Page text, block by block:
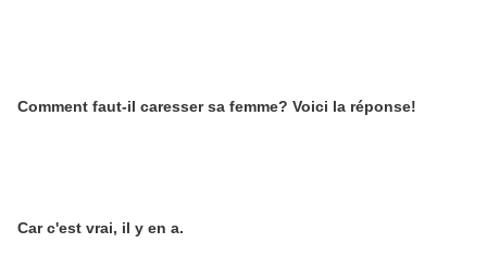
Comment faut-il caresser sa femme? Voici la réponse!
Car c'est vrai, il y en a.